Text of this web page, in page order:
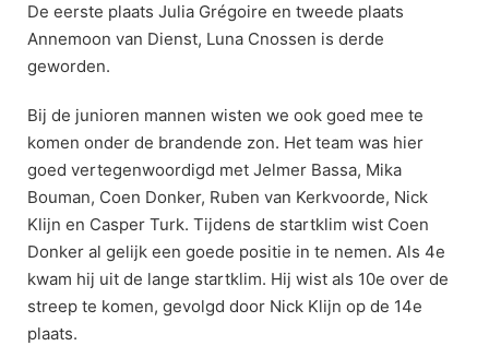
De eerste plaats Julia Grégoire en tweede plaats
Annemoon van Dienst, Luna Cnossen is derde
geworden.
Bij de junioren mannen wisten we ook goed mee te
komen onder de brandende zon. Het team was hier
goed vertegenwoordigd met Jelmer Bassa, Mika
Bouman, Coen Donker, Ruben van Kerkvoorde, Nick
Klijn en Casper Turk. Tijdens de startklim wist Coen
Donker al gelijk een goede positie in te nemen. Als 4e
kwam hij uit de lange startklim. Hij wist als 10e over de
streep te komen, gevolgd door Nick Klijn op de 14e
plaats.